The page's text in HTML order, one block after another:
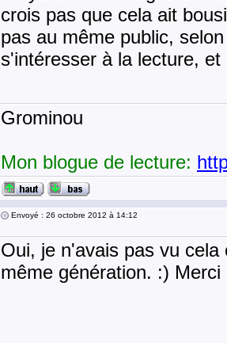
crois pas que cela ait
pas au même public,
s'intéresser à la lecture,
Grominou
Mon blogue de lecture:
Envoyé : 26 octobre 2012 à 14:12
Oui, je n'avais pas vu
même génération. :)